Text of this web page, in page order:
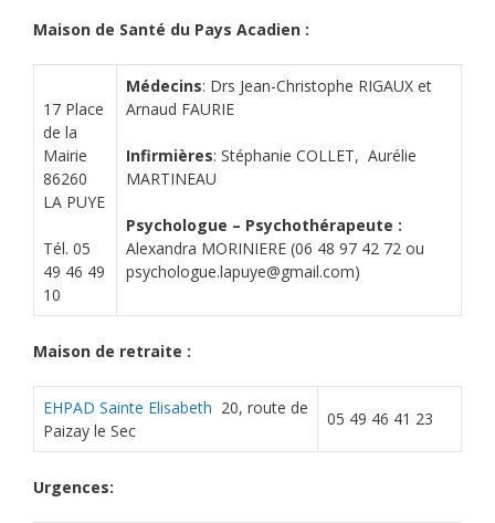
Maison de Santé du Pays Acadien :
17 Place
de la
Mairie
86260
LA PUYE
Tél. 05
49 46 49
10
Médecins: Drs Jean-Christophe RIGAUX et
Arnaud FAURIE
Infirmières: Stéphanie COLLET, Aurélie
MARTINEAU
Psychologue – Psychothérapeute :
Alexandra MORINIERE (06 48 97 42 72 ou
psychologue.lapuye@gmail.com)
Maison de retraite :
EHPAD Sainte Elisabeth 20, route de
Paizay le Sec
05 49 46 41 23
Urgences: